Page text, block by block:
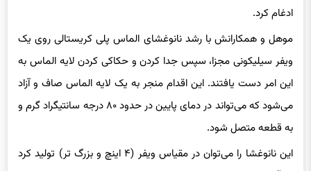
ادغام کرد.
موهل و همکارانش با رشد نانوغشای الماس پلی کریستالی روی یک
ویفر سیلیکونی مجزا، سپس جدا کردن و حکاکی کردن لایه الماس به
این امر دست یافتند. این اقدام منجر به یک لایه الماس صاف و آزاد
می‌شود که می‌تواند در دمای پایین در حدود ۸۰ درجه سانتیگراد گرم و
به قطعه متصل شود.
این نانوغشا را می‌توان در مقیاس ویفر (۴ اینچ و بزرگ تر) تولید کرد